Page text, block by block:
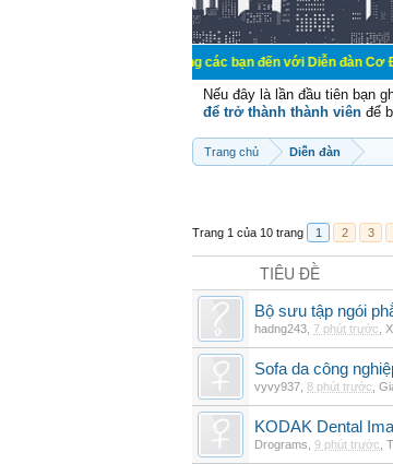
Chào mừng các bạn đến với Diễn đàn Cơ Điện -
Nếu đây là lần đầu tiên bạn
để trở thành thành viên để
Trang chủ Diễn đàn
Trang 1 của 10 trang 1 2 3
TIÊU ĐỀ
Bộ sưu tập ngói
hadng243 7 phút trước
Sofa da công
vyvy937 8 phút trước
KODAK Dental
Drograms 9 phút trước